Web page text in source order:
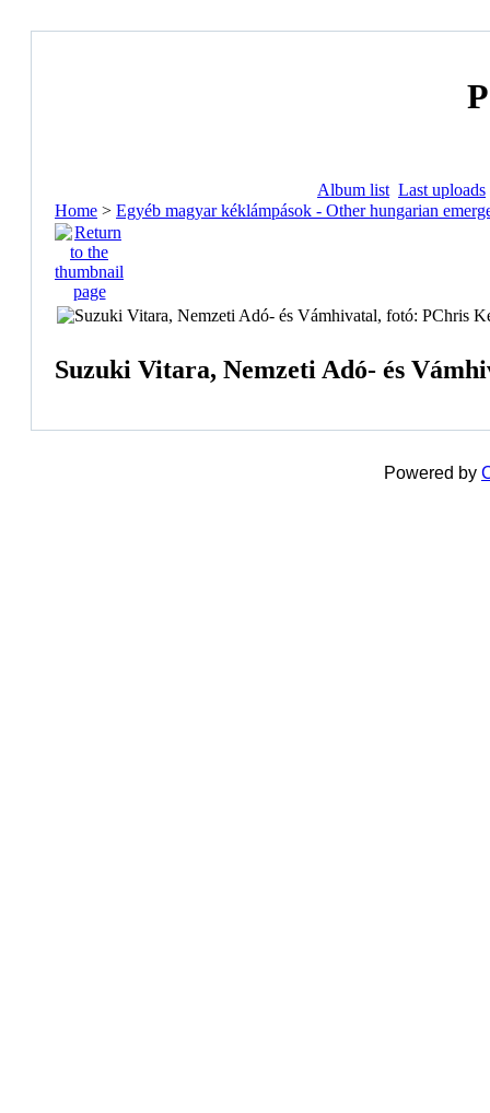
Album list Last uploads
Home > Egyéb magyar kéklámpások - Other hungarian
Suzuki Vitara, Nemzeti Adó- és
Powered by